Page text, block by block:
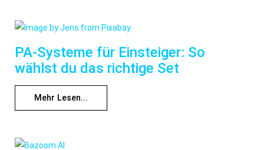
PA-Systeme für Einsteiger: So
wählst du das richtige Set
Mehr Lesen...